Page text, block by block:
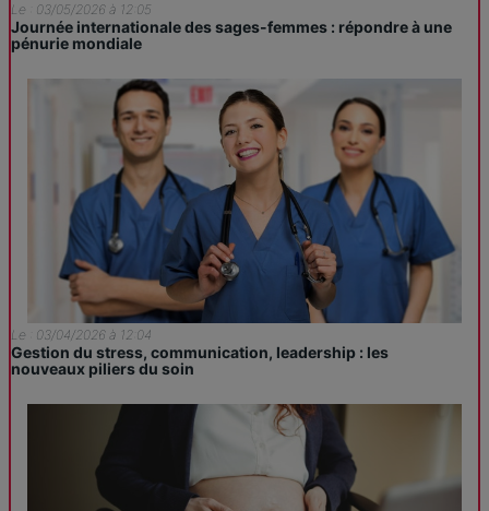
Le : 03/05/2026 à 12:05
Journée internationale des sages-femmes : répondre à une
pénurie mondiale
Le : 03/04/2026 à 12:04
Gestion du stress, communication, leadership : les
nouveaux piliers du soin